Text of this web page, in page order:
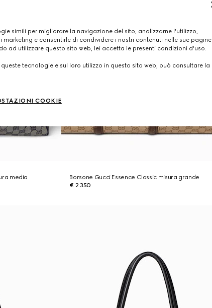
media
Borsone Gucci Essence Classic misura grande
€ 2.350
simili per migliorare la navigazione del sito, analizzarne l'utilizzo,
e consentirle di condividere i nostri contenuti nelle sue pagine
ad utilizzare questo sito web, lei accetta le presenti condizioni d'uso.
tecnologie e sul loro utilizzo in questo sito web, può consultare la
COOKIE